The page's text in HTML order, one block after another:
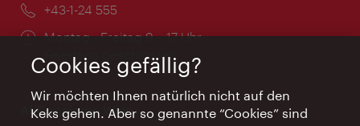
Telefon:
+43-1-24 555
Öffnungszeiten:
Montag - Freitag 9 – 17 Uhr
Feiertags geschlossen
AI Concierge Wien
Cookies gefällig?
Wir möchten Ihnen natürlich nicht auf den
Keks gehen. Aber so genannte “Cookies” sind